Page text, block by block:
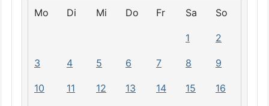
Mo Di Mi Do Fr Sa So
1 2
3 4 5 6 7 8 9
10 11 12 13 14 15 16